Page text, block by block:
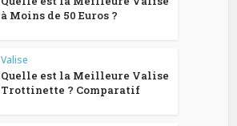
à Moins de 50 Euros ?
Valise
Quelle est la Meilleure Valise
Trottinette ? Comparatif